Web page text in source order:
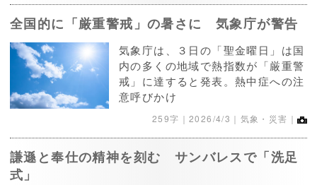
全国的に「厳重警戒」の暑さに 気象庁が警告
気象庁は、３日の「聖金曜日」は国
内の多くの地域で熱指数が「厳重警
戒」に達すると発表。熱中症への注
意呼びかけ
259字｜ 2026/4/3 ｜気象・災害｜
謙遜と奉仕の精神を刻む サンバレスで「洗足
式」